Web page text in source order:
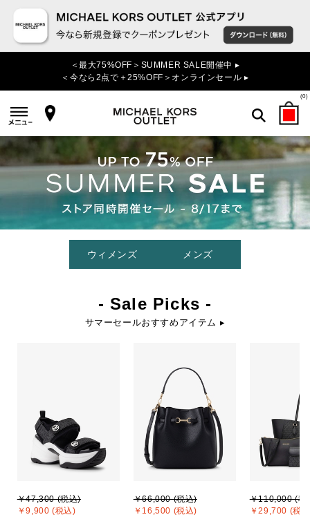
＜最大75%OFF＞SUMMER SALE開催中 ▸
＜今なら2点で＋25%OFF＞オンラインセール ▸
(0)
検索
ウィメンズ メンズ
- Sale Picks -
サマーセールおすすめアイテム ▸
￥47,300 (税込)
￥9,900 (税込)
￥66,000 (税込)
￥16,500 (税込)
￥110,000 (税
￥29,700 (税